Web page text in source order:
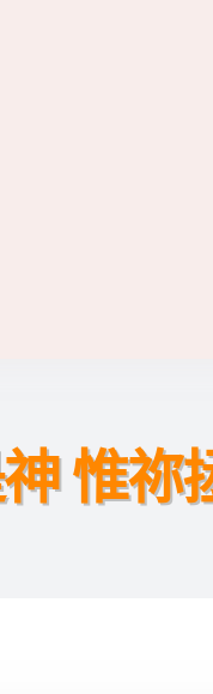
惟祢